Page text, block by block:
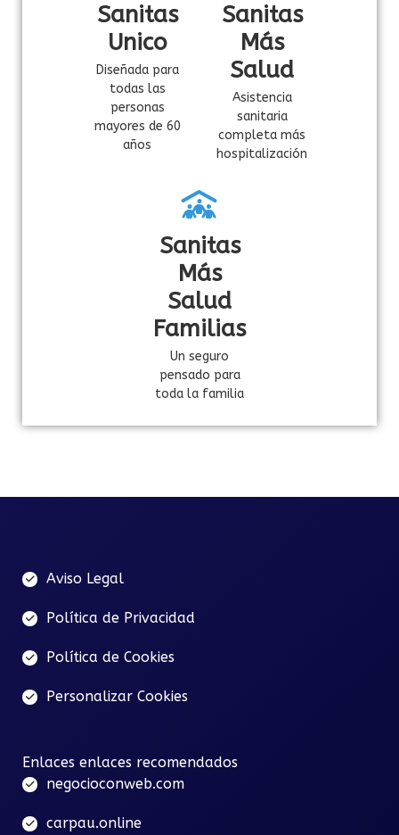
Sanitas
Unico
Diseñada para
todas las
personas
mayores de 60
años
Sanitas
Más
Salud
Asistencia
sanitaria
completa más
hospitalización
Sanitas
Más
Salud
Familias
Un seguro
pensado para
toda la familia
Aviso Legal
Política de Privacidad
Política de Cookies
Personalizar Cookies
Enlaces enlaces recomendados
negocioconweb.com
carpau.online